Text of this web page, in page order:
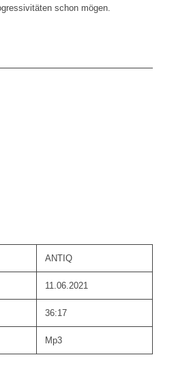
schon mögen.
ANTIQ
11.06.2021
36:17
Mp3